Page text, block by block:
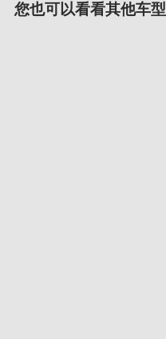
您也可以看看其他车型